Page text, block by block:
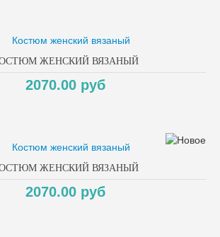
ЖЕНСКИЙ ВЯЗАНЫЙ
2070.00 руб
ЖЕНСКИЙ ВЯЗАНЫЙ
2070.00 руб